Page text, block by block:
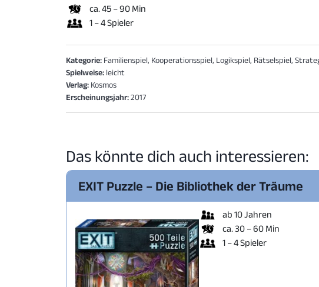
ca. 45 – 90 Min
1 – 4 Spieler
Kategorie: Familienspiel, Kooperationsspiel, Logikspiel, Rätselspiel,
Spielweise: leicht
Verlag: Kosmos
Erscheinungsjahr:2017
Das könnte dich auch interessieren:
EXIT Puzzle – Die Bibliothek der Träume
ab 10 Jahren
ca. 30 – 60 Min
1 – 4 Spieler